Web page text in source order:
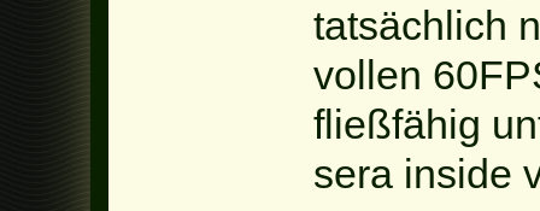
tatsächlich
vollen
fließfähig
sera inside